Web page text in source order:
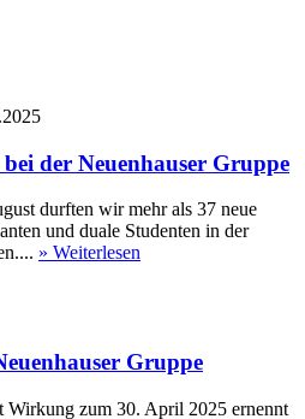
der Neuenhauser Gruppe
durften wir mehr als 37 neue
und duale Studenten in der
» Weiterlesen
Gruppe
Wirkung zum 30. April 2025 ernennt